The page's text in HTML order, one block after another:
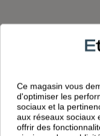
Ce magasin vous
d'optimiser les
sociaux et la
aux réseaux sociaux
offrir des